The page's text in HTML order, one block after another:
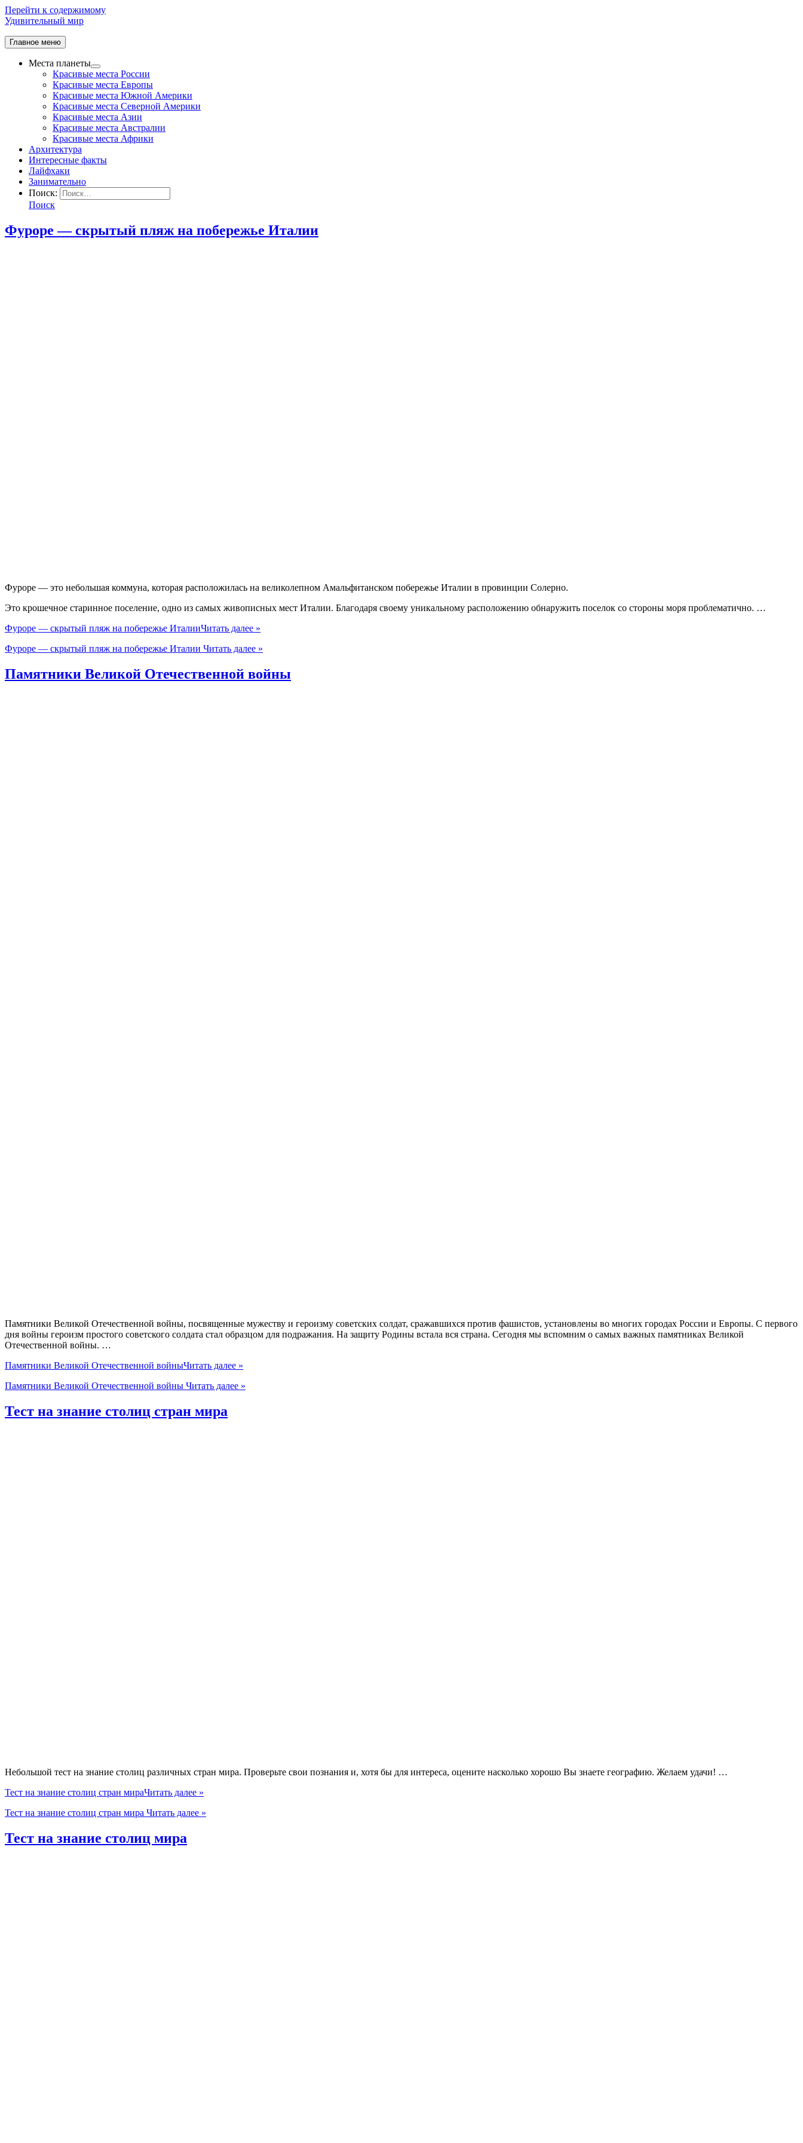
Перейти к содержимому
Удивительный мир
Главное меню
Места планеты
Красивые места России
Красивые места Европы
Красивые места Южной Америки
Красивые места Северной Америки
Красивые места Азии
Красивые места Австралии
Красивые места Африки
Архитектура
Интересные факты
Лайфхаки
Занимательно
Поиск:
Поиск
Фуроре — скрытый пляж на побережье Италии
Фуроре — это небольшая коммуна, которая расположилась на великолепном Амальфитанском побережье Италии в провинции Солерно.
Это крошечное старинное поселение, одно из самых живописных мест Италии. Благодаря своему уникальному расположению обнаружить поселок со стороны моря проблематично. …
Фуроре — скрытый пляж на побережье ИталииЧитать далее »
Фуроре — скрытый пляж на побережье Италии Читать далее »
Памятники Великой Отечественной войны
Памятники Великой Отечественной войны, посвященные мужеству и героизму советских солдат, сражавшихся против фашистов, установлены во многих городах России и Европы. С первого
дня войны героизм простого советского солдата стал образцом для подражания. На защиту Родины встала вся страна. Сегодня мы вспомним о самых важных памятниках Великой
Отечественной войны. …
Памятники Великой Отечественной войныЧитать далее »
Памятники Великой Отечественной войны Читать далее »
Тест на знание столиц стран мира
Небольшой тест на знание столиц различных стран мира. Проверьте свои познания и, хотя бы для интереса, оцените насколько хорошо Вы знаете географию. Желаем удачи! …
Тест на знание столиц стран мираЧитать далее »
Тест на знание столиц стран мира Читать далее »
Тест на знание столиц мира